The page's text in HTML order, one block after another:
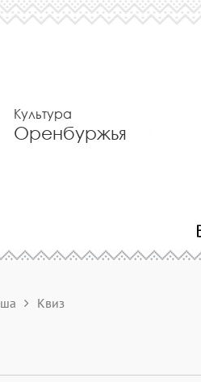
Культура
Оренбуржья
Квиз